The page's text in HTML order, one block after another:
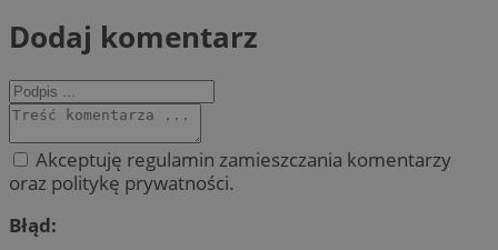
Dodaj komentarz
Akceptuję regulamin zamieszczania komentarzy
oraz politykę prywatności.
Błąd: